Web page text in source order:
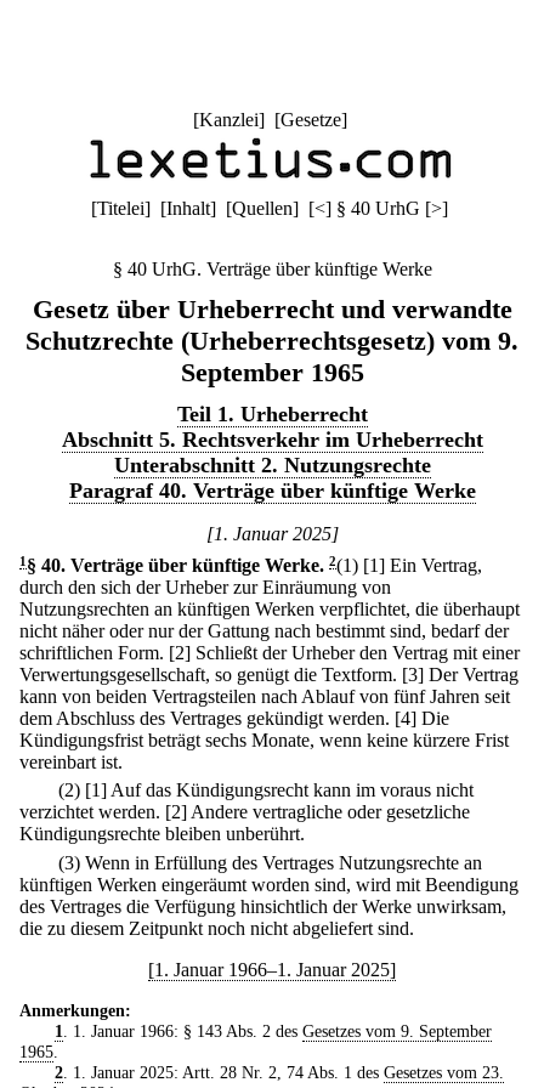
[Kanzlei] [Gesetze]
[Titelei] [Inhalt] [Quellen] [<] § 40 UrhG [>]
§ 40 UrhG. Verträge über künftige Werke
Gesetz über Urheberrecht und verwandte
Schutzrechte (Urheberrechtsgesetz) vom 9.
September 1965
Teil 1. Urheberrecht
Abschnitt 5. Rechtsverkehr im Urheberrecht
Unterabschnitt 2. Nutzungsrechte
Paragraf 40. Verträge über künftige Werke
[1. Januar 2025]
1 § 40. Verträge über künftige Werke. 2(1) [1] Ein Vertrag,
durch den sich der Urheber zur Einräumung von
Nutzungsrechten an künftigen Werken verpflichtet, die überhaupt
nicht näher oder nur der Gattung nach bestimmt sind, bedarf der
schriftlichen Form. [2] Schließt der Urheber den Vertrag mit einer
Verwertungsgesellschaft, so genügt die Textform. [3] Der Vertrag
kann von beiden Vertragsteilen nach Ablauf von fünf Jahren seit
dem Abschluss des Vertrages gekündigt werden. [4] Die
Kündigungsfrist beträgt sechs Monate, wenn keine kürzere Frist
vereinbart ist.
(2) [1] Auf das Kündigungsrecht kann im voraus nicht
verzichtet werden. [2] Andere vertragliche oder gesetzliche
Kündigungsrechte bleiben unberührt.
(3) Wenn in Erfüllung des Vertrages Nutzungsrechte an
künftigen Werken eingeräumt worden sind, wird mit Beendigung
des Vertrages die Verfügung hinsichtlich der Werke unwirksam,
die zu diesem Zeitpunkt noch nicht abgeliefert sind.
[1. Januar 1966–1. Januar 2025]
Anmerkungen:
1
. 1. Januar 1966: § 143 Abs. 2 des Gesetzes vom 9. September
1965
2. 1. Januar 2025: Artt. 28 Nr. 2, 74 Abs. 1 des Gesetzes vom 23.